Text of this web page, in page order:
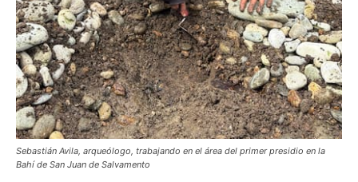
Sebastián Avila, arqueólogo, trabajando en el área del primer presidio en la
Bahí de San Juan de Salvamento